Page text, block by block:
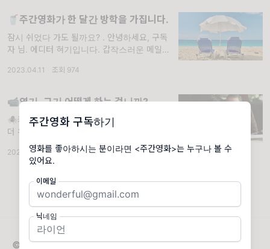
주간영화 구독하기
영화를 좋아하시는 분이라면 <주간영화>는 누구나 볼 수
있어요.
이메일
닉네임
🥤주간영화가 한 달간 방학을 가집니다.
잠시 쉬었다 가도 될까요? . 안녕하세요, 구독
자 님. 에디터 혀기입니다. 갑작스러운 메일 제
꾸준하게 지켜보셨던 분들은 아시겠지만, 주간
2023.04.11 조회 974
📹연기, 그기 어떻게 하는 겁니까?
🕷️캐나다에서 미리 본 <스파이더맨: 어크로스
더 유니버스> 후기. 오늘 레터의 제목, 어딘가
익숙하지 않나요? 바로 작년 화제의 드라마 <
재벌 집 막내아들> 진양철 회장님의 명대사를
오마주 해봤는데요. 아마 구독자 님도 한 번쯤
은 이 대사를
2023.06.20 · 조회 1.17K
© 2026 주간영화